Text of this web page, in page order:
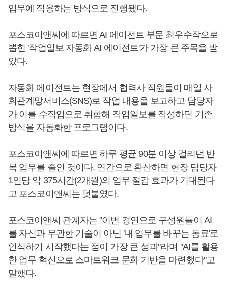
업무에 적용하는 방식으로 진행됐다.
포스코이앤씨에 따르면 AI 에이전트 부문 최우수작으로
뽑힌 '작업일보 자동화 AI 에이전트'가 가장 큰 주목을 받
았다.
자동화 에이전트는 현장에서 협력사 직원들이 매일 사
회관계망서비스(SNS)로 작업 내용을 보고하고 담당자
가 이를 수작업으로 취합해 작업일보를 작성하던 기존
방식을 자동화한 프로그램이다.
포스코이앤씨에 따르면 하루 평균 90분 이상 걸리던 반
복 업무를 줄인 것이다. 연간으로 환산하면 현장 담당자
1인당 약 375시간(2개월)의 업무 절감 효과가 기대된다
고 포스코이앤씨는 덧붙였다.
포스코이앤씨 관계자는 "이번 경연으로 구성원들이 AI
를 자신과 무관한 기술이 아닌 '내 업무를 바꾸는 동료'로
인식하기 시작했다는 점이 가장 큰 성과"라며 "AI를 활용
한 업무 혁신으로 스마트워크 문화 기반을 마련했다"고
말했다.